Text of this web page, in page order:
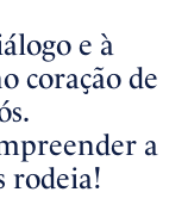
e à
coração de
a
rodeia!